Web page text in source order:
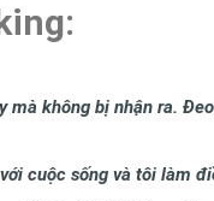
không bị nhận ra.
cuộc sống và tôi làm